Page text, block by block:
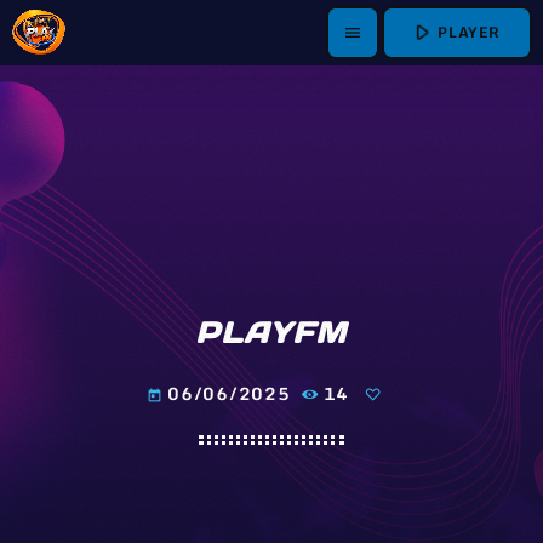
menu play_arrow PLAYER
PLAYFM
today 06/06/2025 14